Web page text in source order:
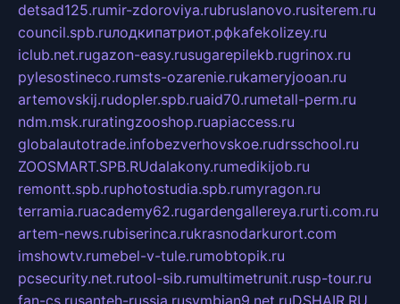
detsad125.rumir-zdoroviya.rubruslanovo.rusiterem.ru
council.spb.ruлодкипатриот.рфkafekolizey.ru
iclub.net.rugazon-easy.rusugarepilekb.rugrinox.ru
pylesostineco.rumsts-ozarenie.rukameryjooan.ru
artemovskij.rudopler.spb.ruaid70.rumetall-perm.ru
ndm.msk.ruratingzooshop.ruapiaccess.ru
globalautotrade.infobezverhovskoe.rudrsschool.ru
ZOOSMART.SPB.RUdalakony.rumedikijob.ru
remontt.spb.ruphotostudia.spb.rumyragon.ru
terramia.ruacademy62.rugardengallereya.rurti.com.ru
artem-news.rubiserinca.rukrasnodarkurort.com
imshowtv.rumebel-v-tule.rumobtopik.ru
pcsecurity.net.rutool-sib.rumultimetrunit.rusp-tour.ru